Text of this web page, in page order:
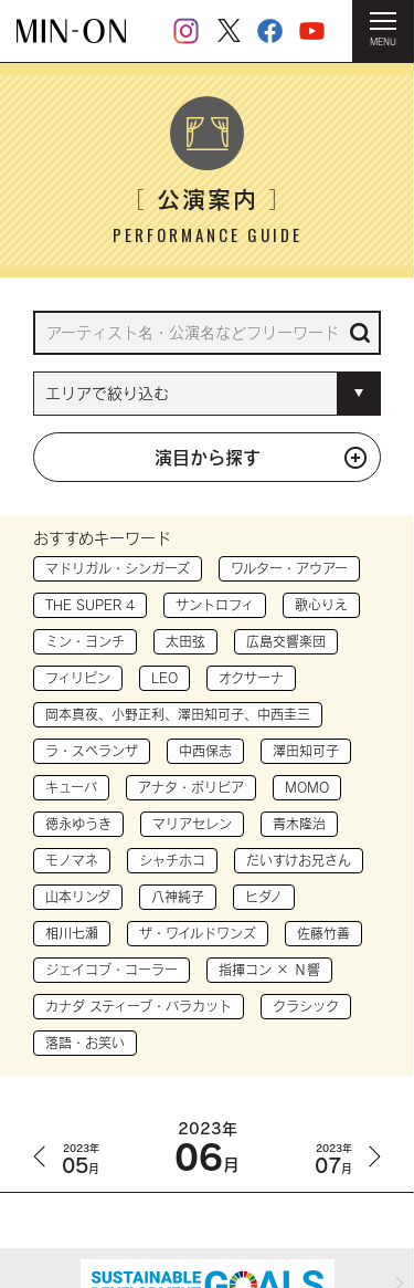
MENU
HOME ＞ 公演案内
［公演案内］
PERFORMANCE GUIDE
演目から探す
おすすめキーワード
マドリガル・シンガーズ ワルター・アウアー
THE SUPER 4 サントロフィ 歌心りえ
ミン・ヨンチ 太田弦 広島交響楽団
フィリピン LEO オクサーナ
岡本真夜、小野正利、澤田知可子、中西圭三
ラ・スペランザ 中西保志 澤田知可子
キューバ アナタ・ボリビア MOMO
徳永ゆうき マリアセレン 青木隆治
モノマネ シャチホコ だいすけお兄さん
山本リンダ 八神純子 ヒダノ
相川七瀬 ザ・ワイルドワンズ 佐藤竹善
ジェイコブ・コーラー 指揮コン × Ｎ響
カナダ スティーブ・バラカット クラシック
落語・お笑い
2023年
05月
2023年
06月
2023年
07月